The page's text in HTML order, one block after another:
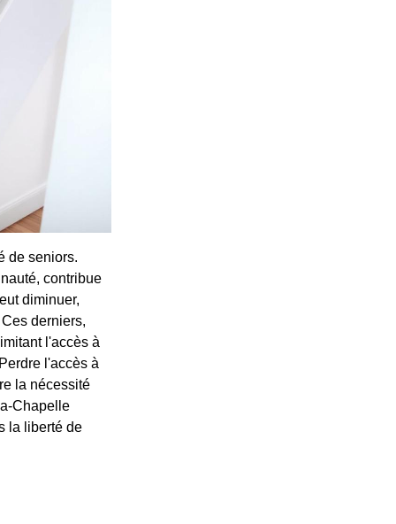
de seniors.
contribue
diminuer,
derniers,
l'accès à
l'accès à
la nécessité
Chapelle
la liberté de